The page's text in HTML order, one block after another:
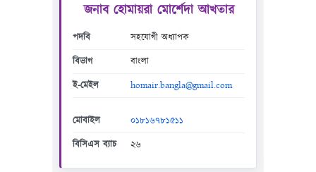
জনাব হোমায়রা মোর্শেদা আখতার
পদবি
সহযোগী অধ্যাপক
বিভাগ
বাংলা
ই-মেইল
homair.bangla@gmail.com
মোবাইল
০১৮১৬৭৮১৫১১
বিসিএস ব্যাচ
২৬